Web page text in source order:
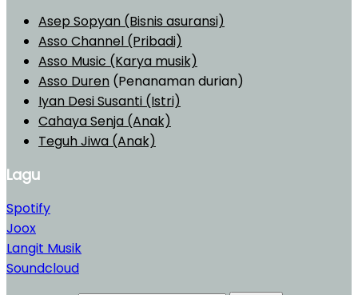
Asep Sopyan (Bisnis asuransi)
Asso Channel (Pribadi)
Asso Music (Karya musik)
Asso Duren (Penanaman durian)
Iyan Desi Susanti (Istri)
Cahaya Senja (Anak)
Teguh Jiwa (Anak)
Lagu
Spotify
Joox
Langit Musik
Soundcloud